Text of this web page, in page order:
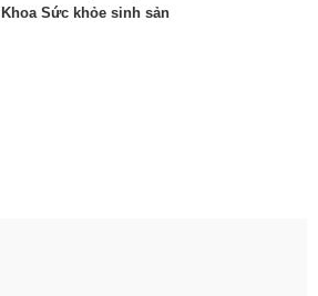
Khoa Sức khỏe sinh sản